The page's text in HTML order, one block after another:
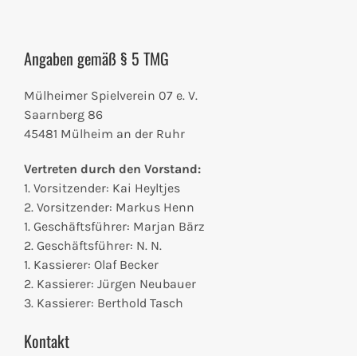
Angaben gemäß § 5 TMG
Mülheimer Spielverein 07 e. V.
Saarnberg 86
45481 Mülheim an der Ruhr
Vertreten durch den Vorstand:
1. Vorsitzender: Kai Heyltjes
2. Vorsitzender: Markus Henn
1. Geschäftsführer: Marjan Bärz
2. Geschäftsführer: N. N.
1. Kassierer: Olaf Becker
2. Kassierer: Jürgen Neubauer
3. Kassierer: Berthold Tasch
Kontakt